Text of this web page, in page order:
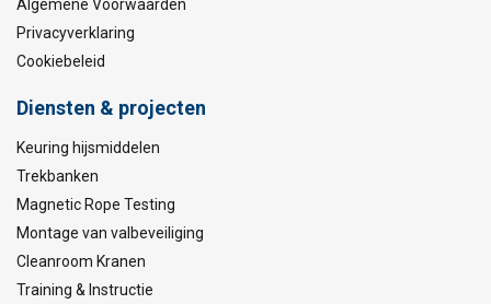
Algemene Voorwaarden
Privacyverklaring
Cookiebeleid
Diensten & projecten
Keuring hijsmiddelen
Trekbanken
Magnetic Rope Testing
Montage van valbeveiliging
Cleanroom Kranen
Training & Instructie